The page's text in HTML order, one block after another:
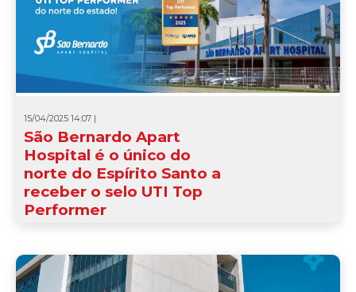
15/04/2025 14:07 |
São Bernardo Apart
Hospital é o único do
norte do Espírito Santo a
receber o selo UTI Top
Performer